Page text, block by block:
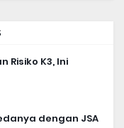
Risiko K3, Ini
dengan JSA